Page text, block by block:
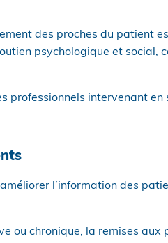
des proches du patient
psychologique et social,
professionnels intervenant
l’information des
ou chronique, la remises